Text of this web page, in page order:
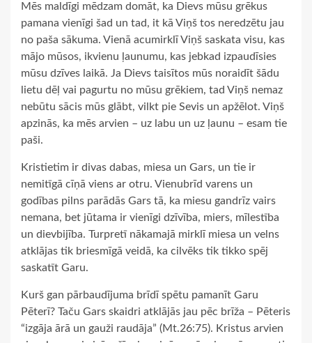
Mēs maldīgi mēdzam domāt, ka Dievs mūsu grēkus
pamana vienīgi šad un tad, it kā Viņš tos neredzētu jau
no paša sākuma. Vienā acumirklī Viņš saskata visu, kas
mājo mūsos, ikvienu ļaunumu, kas jebkad izpaudīsies
mūsu dzīves laikā. Ja Dievs taisītos mūs noraidīt šādu
lietu dēļ vai pagurtu no mūsu grēkiem, tad Viņš nemaz
nebūtu sācis mūs glābt, vilkt pie Sevis un apžēlot. Viņš
apzinās, ka mēs arvien – uz labu un uz ļaunu – esam tie
paši.
Kristietim ir divas dabas, miesa un Gars, un tie ir
nemitīgā cīņā viens ar otru. Vienubrīd varens un
godības pilns parādās Gars tā, ka miesu gandrīz vairs
nemana, bet jūtama ir vienīgi dzīvība, miers, mīlestība
un dievbijība. Turpretī nākamajā mirklī miesa un velns
atklājas tik briesmīgā veidā, ka cilvēks tik tikko spēj
saskatīt Garu.
Kurš gan pārbaudījuma brīdī spētu pamanīt Garu
Pēterī? Taču Gars skaidri atklājās jau pēc brīža – Pēteris
“izgāja ārā un gauži raudāja” (Mt.26:75). Kristus arvien